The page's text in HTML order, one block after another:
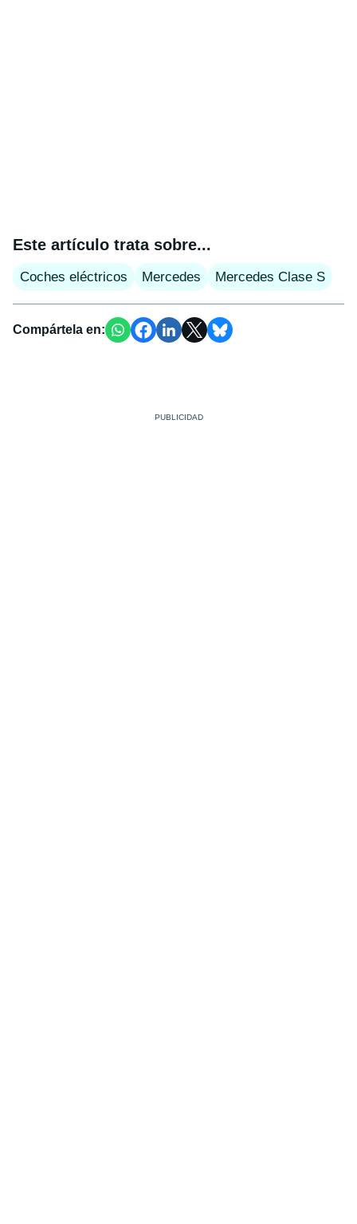
Este artículo trata sobre...
Coches eléctricos Mercedes Mercedes Clase S
Compártela en: